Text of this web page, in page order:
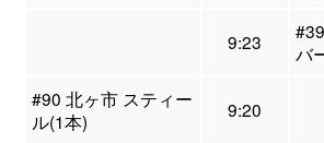
9:23
バ
#90 北ヶ市 スティー
ル(1本)
9:20